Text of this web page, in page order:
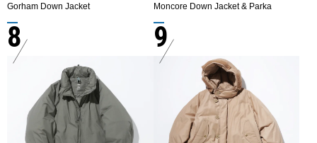
Gorham Down Jacket Moncore Down Jacket & Parka
8 9